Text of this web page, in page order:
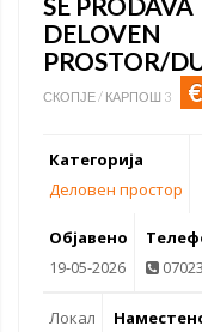
DELOVEN
PROSTOR/
СКОПЈЕ / КАРПОШ 3
Категорија
Деловен простор
Објавено
19-05-2026
Локал